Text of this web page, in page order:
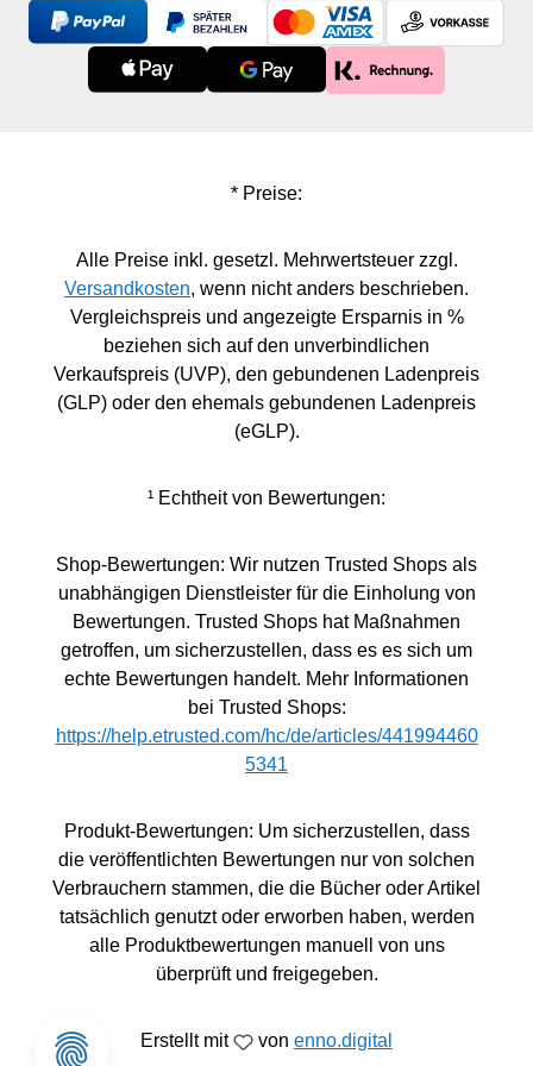
* Preise:
Alle Preise inkl. gesetzl. Mehrwertsteuer zzgl.
Versandkosten, wenn nicht anders beschrieben.
Vergleichspreis und angezeigte Ersparnis in %
beziehen sich auf den unverbindlichen
Verkaufspreis (UVP), den gebundenen Ladenpreis
(GLP) oder den ehemals gebundenen Ladenpreis
(eGLP).
¹ Echtheit von Bewertungen:
Shop-Bewertungen: Wir nutzen Trusted Shops als
unabhängigen Dienstleister für die Einholung von
Bewertungen. Trusted Shops hat Maßnahmen
getroffen, um sicherzustellen, dass es es sich um
echte Bewertungen handelt. Mehr Informationen
bei Trusted Shops:
https://help.etrusted.com/hc/de/articles/441994460
5341
Produkt-Bewertungen: Um sicherzustellen, dass
die veröffentlichten Bewertungen nur von solchen
Verbrauchern stammen, die die Bücher oder Artikel
tatsächlich genutzt oder erworben haben, werden
alle Produktbewertungen manuell von uns
überprüft und freigegeben.
Erstellt mit von enno.digital